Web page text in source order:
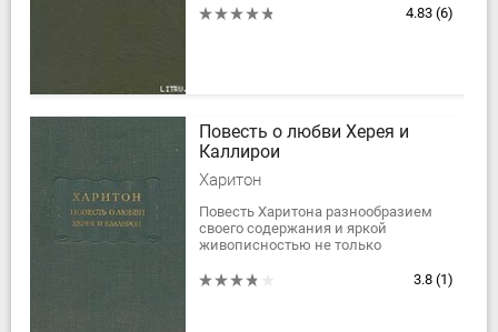
значительно больше и состоял4.83 (6)
Повесть о любви Херея и
Каллирои
Харитон
Повесть Харитона разнообразием
своего содержания и яркой
живописностью не только
читателей, но, кроме того, даст
3.8 (1)